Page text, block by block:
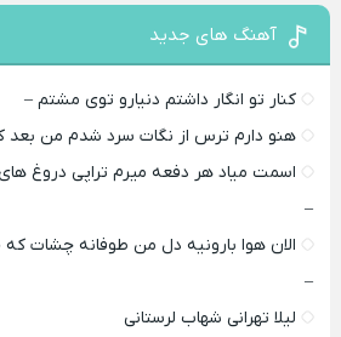
آهنگ های جدید
کنار تو انگار داشتم دنیارو توی مشتم –
هنو دارم ترس از نگات سرد شدم من بعد
اسمت میاد هر دفعه میرم تراپی دروغ‌
–
الان هوا بارونیه دل من طوفانه چشات
–
لیلا تهرانی شهاب لرستانی